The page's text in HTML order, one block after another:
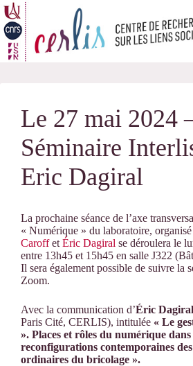
Passer
au
contenu
Le 27 mai 2024
Séminaire
Eric Dagiral
La prochaine séance de l’axe
« Numérique » du laboratoire,
Caroffet Éric Dagiral se déroulera le
entre 13h45 et 15h45 en salle J322
Il sera également possible de suivre la
Zoom.
Avec la communication d’Éric Dagiral
Paris Cité, CERLIS), intitulée « Le
». Places et rôles du numérique dans
reconfigurations contemporaines
ordinaires du bricolage ».